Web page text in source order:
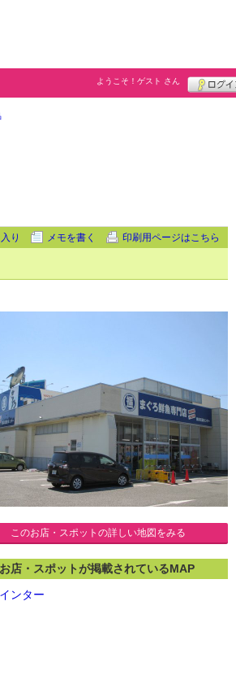
ようこそ！ ゲスト さん
り メモを書く 印刷用ページはこちら
このお店・スポットの詳しい地図をみる
店・スポットが掲載されているMAP
ンター